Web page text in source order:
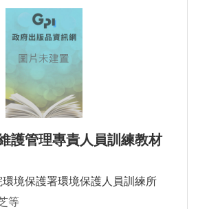
護管理專責人員訓練教材
環境保護署環境保護人員訓練所
等